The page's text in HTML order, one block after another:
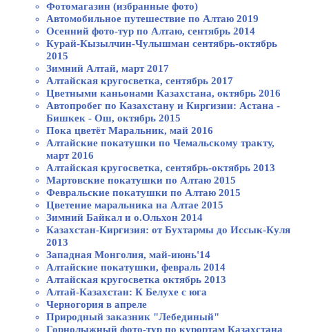
Фотомагазин (избранные фото)
Автомобильное путешествие по Алтаю 2019
Осенний фото-тур по Алтаю, сентябрь 2014
Курай-Кызылчин-Чулышман сентябрь-октябрь
2015
Зимний Алтай, март 2017
Алтайская кругосветка, сентябрь 2017
Цветными каньонами Казахстана, октябрь 2016
Автопробег по Казахстану и Киргизии: Астана -
Бишкек - Ош, октябрь 2015
Пока цветёт Маральник, май 2016
Алтайские покатушки по Чемальскому тракту,
март 2016
Алтайская кругосветка, сентябрь-октябрь 2013
Мартовские покатушки по Алтаю 2015
Февральские покатушки по Алтаю 2015
Цветение маральника на Алтае 2015
Зимний Байкал и о.Ольхон 2014
Казахстан-Киргизия: от Бухтармы до Иссык-Куля
2013
Западная Монголия, май-июнь'14
Алтайские покатушки, февраль 2014
Алтайская кругосветка октябрь 2013
Алтай-Казахстан: К Белухе с юга
Черногория в апреле
Природный заказник "Лебединый"
Горнолыжный фото-тур по курортам Казахстана